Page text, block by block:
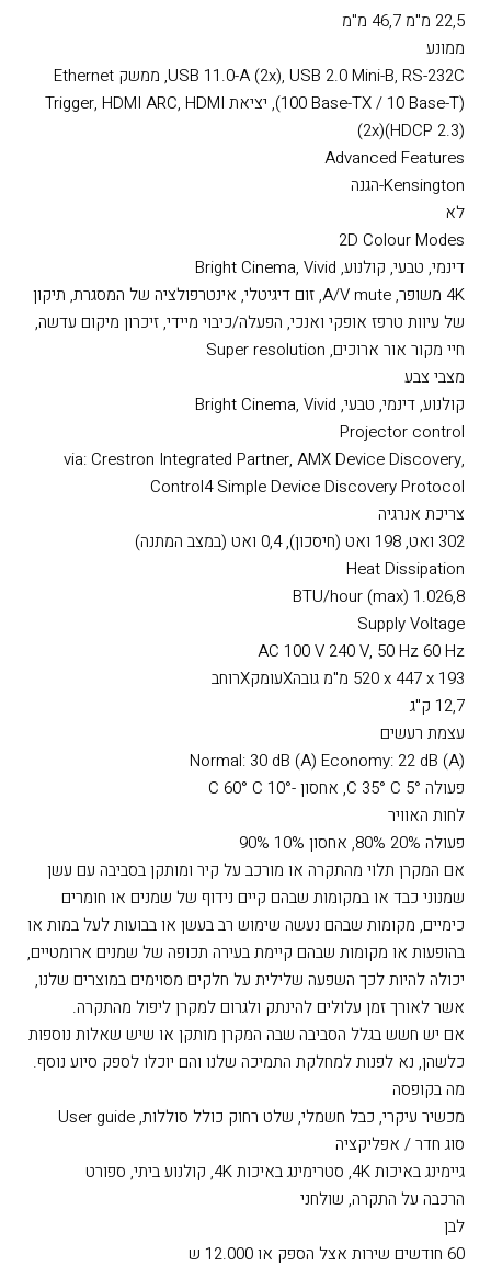
Projection Lens F Number
2 3
טווח צריבה
22,5 מ"מ 46,7 מ"מ
ממונע
‏(HDCP 2.3)‎ (2x)
Advanced Features
Kensington-הגנה
לא
2D Colour Modes
דינמי, טבעי, קולנוע, Bright Cinema, Vivid
של עיוות טרפז אופקי ואנכי, הפעלה/כיבוי מיידי, זיכרון מיקום עדשה,
חיי מקור אור ארוכים, Super resolution
מצבי צבע
קולנוע, דינמי, טבעי, Bright Cinema, Vivid
Projector control
via: Crestron Integrated Partner, AMX Device Discovery,
Control4 Simple Device Discovery Protocol
צריכת אנרגיה
302 ואט, 198 ואט (חיסכון), 0,4 ואט (במצב המתנה)
Heat Dissipation
1.026,8 BTU/hour (max)
Supply Voltage
AC 100 V 240 V, 50 Hz 60 Hz
520‎ x 447 x 193 מ"מ גובהXעומקXרוחב
12,7 ק"ג
עצמת רעשים
Normal: 30 dB (A) Economy: 22 dB (A)
פעולה 5° C 35° C, אחסון -10° C 60° C
לחות האוויר
פעולה 20% 80%, אחסון 10% 90%
אם המקרן תלוי מהתקרה או מורכב על קיר ומותקן בסביבה עם עשן
שמנוני כבד או במקומות שבהם קיים נידוף של שמנים או חומרים
כימיים, מקומות שבהם נעשה שימוש רב בעשן או בבועות לעל במות או
בהופעות או מקומות שבהם קיימת בעירה תכופה של שמנים ארומטיים,
יכולה להיות לכך השפעה שלילית על חלקים מסוימים במוצרים שלנו,
אשר לאורך זמן עלולים להינתק ולגרום למקרן ליפול מהתקרה.
אם יש חשש בגלל הסביבה שבה המקרן מותקן או שיש שאלות נוספות
כלשהן, נא לפנות למחלקת התמיכה שלנו והם יוכלו לספק סיוע נוסף.
מה בקופסה
מכשיר עיקרי, כבל חשמלי, שלט רחוק כולל סוללות, User guide
סוג חדר / אפליקציה
גיימינג באיכות 4K, סטרימינג באיכות 4K, קולנוע ביתי, ספורט